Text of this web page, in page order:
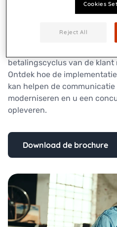
Bedrijven, zoals het uwe,
sneller te laten verlopen, om
betalingscyclus van de klant
Ontdek hoe de
kan helpen de
moderniseren en u een
opleveren.
Download de brochure
Cookies
Reject All